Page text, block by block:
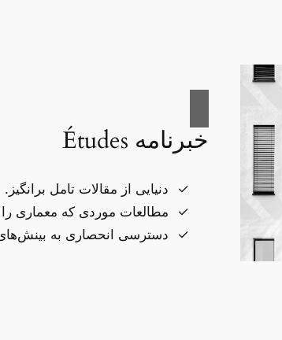
خبرنامه Études
دنیایی از مقالات تامل برانگیز.
مطالعات موردی که معماری
دسترسی انحصاری به